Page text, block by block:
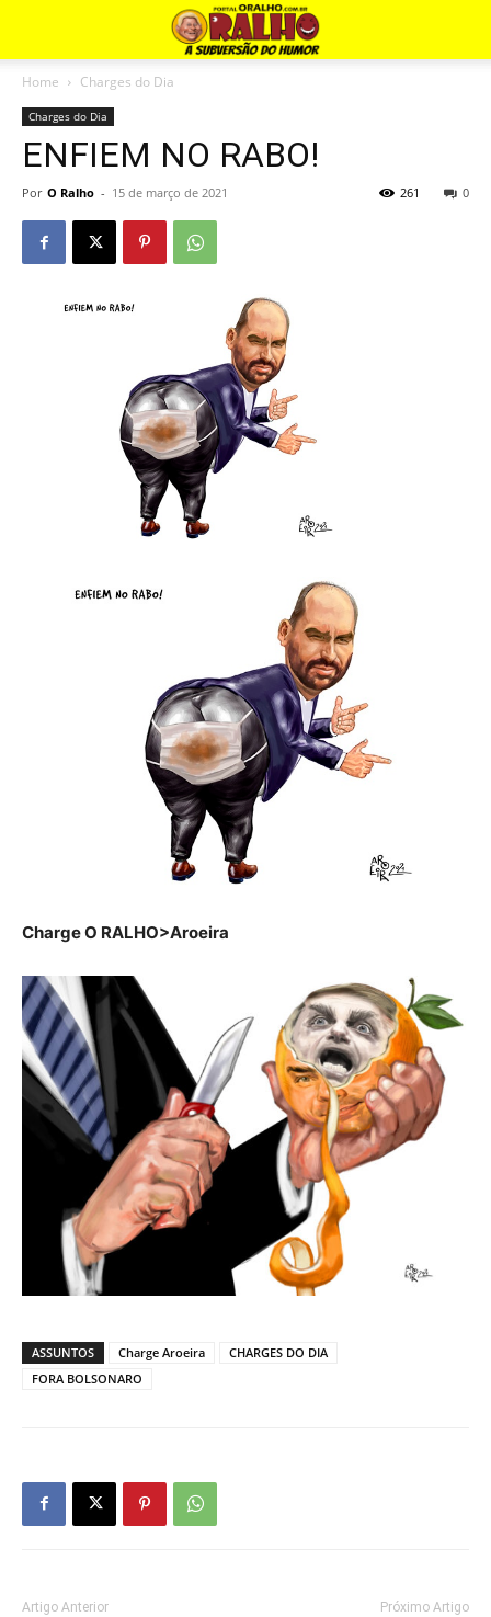
Home Charges do Dia
Charges do Dia
ENFIEM NO RABO!
Por O Ralho - 15 de março de 2021 0
261
Charge O RALHO>Aroeira
ASSUNTOS Charge Aroeira
CHARGES DO DIA
FORA BOLSONARO
Artigo Anterior Próximo Artigo